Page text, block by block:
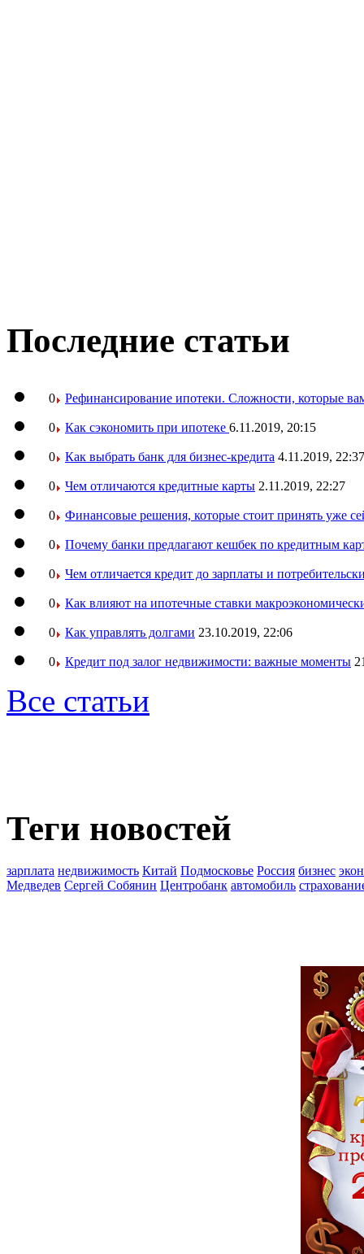
Последние статьи
0 Рефинансирование ипотеки. Сложности, которые
0 Как сэкономить при ипотеке 6.11.2019, 20:15
0 Как выбрать банк для бизнес-кредита 4.11.2019, 22:37
0 Чем отличаются кредитные карты 2.11.2019, 22:27
0 Финансовые решения, которые стоит принять уже
0 Почему банки предлагают кешбек по кредитным
0 Чем отличается кредит до зарплаты и
0 Как влияют на ипотечные ставки
0 Как управлять долгами 23.10.2019, 22:06
0 Кредит под залог недвижимости: важные моменты
Все статьи
Теги новостей
зарплата недвижимость Китай Подмосковье Россия бизнес
Медведев Сергей Собянин Центробанк автомобиль